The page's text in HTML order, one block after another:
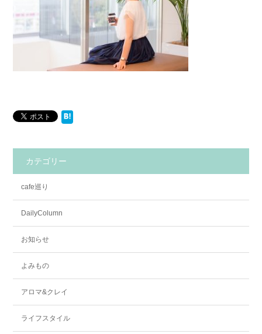
カテゴリー
cafe巡り
DailyColumn
お知らせ
よみもの
アロマ&クレイ
ライフスタイル